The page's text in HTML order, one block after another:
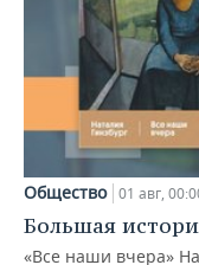
Общество 01 авг,
Большая
«Все наши вчера»